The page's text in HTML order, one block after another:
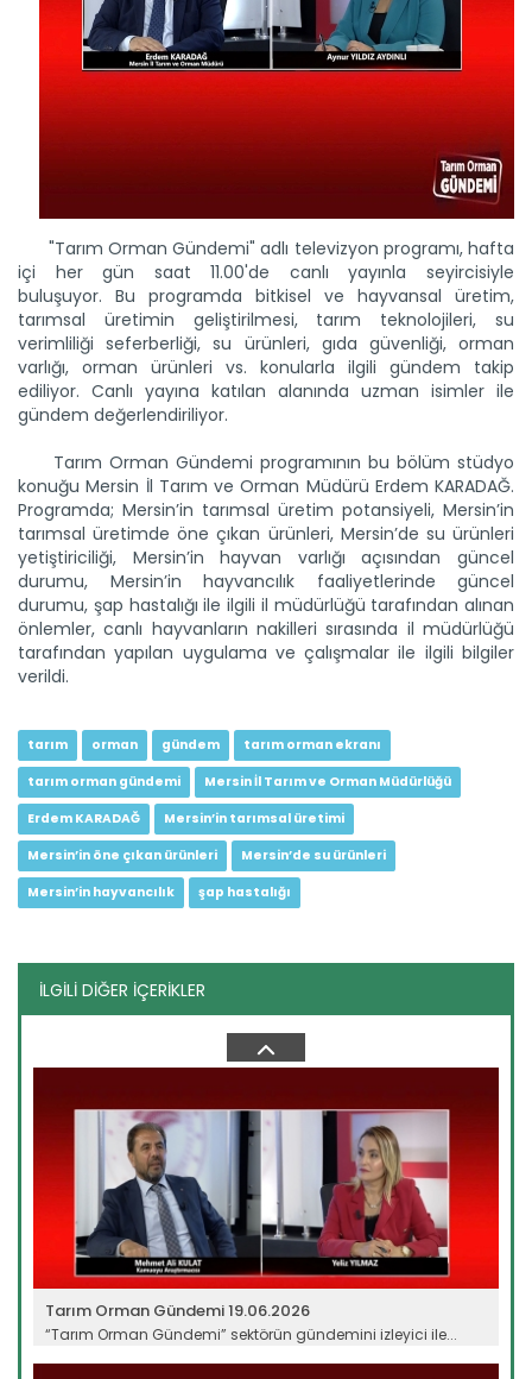
"Tarım Orman Gündemi" adlı televizyon programı, hafta
içi her gün saat 11.00'de canlı yayınla seyircisiyle
buluşuyor. Bu programda bitkisel ve hayvansal üretim,
tarımsal üretimin geliştirilmesi, tarım teknolojileri, su
verimliliği seferberliği, su ürünleri, gıda güvenliği, orman
varlığı, orman ürünleri vs. konularla ilgili gündem takip
ediliyor. Canlı yayına katılan alanında uzman isimler ile
gündem değerlendiriliyor.
Tarım Orman Gündemi programının bu bölüm stüdyo
konuğu Mersin İl Tarım ve Orman Müdürü Erdem KARADAĞ.
Programda; Mersin’in tarımsal üretim potansiyeli, Mersin’in
tarımsal üretimde öne çıkan ürünleri, Mersin’de su ürünleri
yetiştiriciliği, Mersin’in hayvan varlığı açısından güncel
durumu, Mersin’in hayvancılık faaliyetlerinde güncel
durumu, şap hastalığı ile ilgili il müdürlüğü tarafından alınan
önlemler, canlı hayvanların nakilleri sırasında il müdürlüğü
tarafından yapılan uygulama ve çalışmalar ile ilgili bilgiler
verildi.
tarım orman gündem tarım orman ekranı
tarım orman gündemi Mersin İl Tarım ve Orman Müdürlüğü
Erdem KARADAĞ Mersin’in tarımsal üretimi
Mersin’in öne çıkan ürünleri Mersin’de su ürünleri
Mersin’in hayvancılık şap hastalığı
İLGİLİ DİĞER İÇERİKLER
“Tarım Orman Gündemi” sektörün gündemini izleyici ile...
Tarım Orman Gündemi 12.06.2026
Devamını Oku ->
“Tarım Orman Gündemi” sektörün gündemini izleyici ile...
Devamını Oku ->
Tarım Orman Gündemi 10.06.2026
“Tarım Orman Gündemi” sektörün gündemini izleyici ile...
Devamını Oku ->
Tarım Orman Gündemi 19.06.2026
“Tarım Orman Gündemi” sektörün gündemini izleyici ile...
Devamını Oku ->